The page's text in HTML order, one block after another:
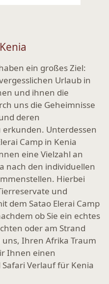
ein großes Ziel:
Urlaub in
und ihnen die
uns die Geheimnisse
deren
Unterdessen
Camp in Kenia
eine Vielzahl an
nach den individuellen
Hierbei
und
dem Satao Elerai Camp
ob Sie ein echtes
oder am Strand
Ihren Afrika Traum
Ihnen einen
Verlauf für Kenia